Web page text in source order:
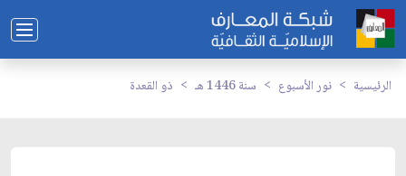
الرئيسية نور الأسبوع سنة 1446 هـ ذو القعدة